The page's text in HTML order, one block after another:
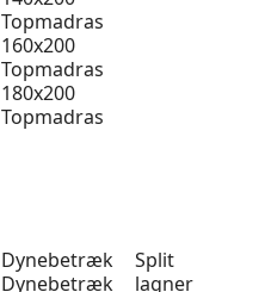
Topmadras
160x200
Topmadras
180x200
Topmadras
Dynebetræk
Dynebetræk
Split
lagner